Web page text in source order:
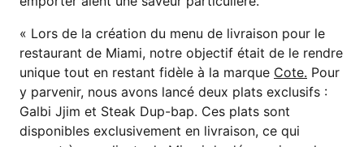
« Lors de la création du menu de livraison pour le
restaurant de Miami, notre objectif était de le rendre
unique tout en restant fidèle à la marque Cote. Pour
y parvenir, nous avons lancé deux plats exclusifs :
Galbi Jjim et Steak Dup-bap. Ces plats sont
disponibles exclusivement en livraison, ce qui